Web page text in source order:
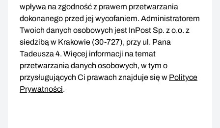
wpływa na zgodność z prawem przetwarzania
dokonanego przed jej wycofaniem. Administratorem
Twoich danych osobowych jest InPost Sp. z o.o. z
siedzibą w Krakowie (30-727), przy ul. Pana
Tadeusza 4. Więcej informacji na temat
przetwarzania danych osobowych, w tym o
przysługujących Ci prawach znajduje się w Polityce
Prywatności.